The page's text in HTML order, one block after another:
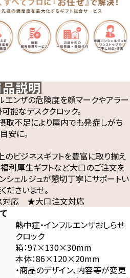
説明
エンザの危険度を顔マークやアラー
能なデスククロック。
不足により屋内でも発症しがち
安に。
ビジネスギフトを豊富に取り揃え
福利厚生ギフトなど大口のご注文を
シェルジュが懇切丁寧にサポートい
ださいませ。
対応 ★大口注文対応
熱中症・インフルエンザおしらせ
クロック
箱：97×130×30mm
本体：86×120×20mm
・商品のデザイン、内容等が変更